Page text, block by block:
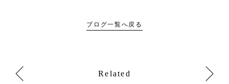
ブログ一覧へ戻る
Related